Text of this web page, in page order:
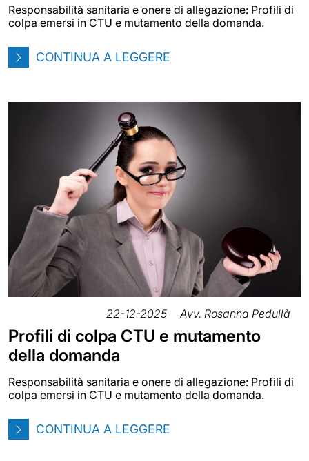
Responsabilità sanitaria e onere di allegazione: Profili di
colpa emersi in CTU e mutamento della domanda.
CONTINUA A LEGGERE
22-12-2025 Avv. Rosanna Pedullà
Profili di colpa CTU e mutamento
della domanda
Responsabilità sanitaria e onere di allegazione: Profili di
colpa emersi in CTU e mutamento della domanda.
CONTINUA A LEGGERE